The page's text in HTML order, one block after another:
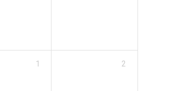
1 2